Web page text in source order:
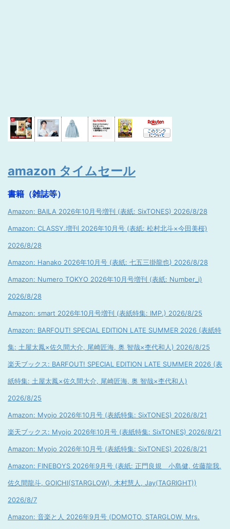
amazon タイムセール
書籍（雑誌等）
Amazon: BAILA 2026年10月号増刊 (表紙: SixTONES) 2026/8/28
Amazon: CLASSY.増刊 2026年10月号 (表紙: 松村北斗×今田美桜)
2026/8/28
Amazon: Hanako 2026年10月号 (表紙: 七五三掛龍也) 2026/8/28
Amazon: Numero TOKYO 2026年10月号増刊 (表紙: Number_i)
2026/8/28
Amazon: smart 2026年10月号増刊 (表紙特集: IMP.) 2026/8/25
Amazon: BARFOUT! SPECIAL EDITION LATE SUMMER 2026 (表紙特
集: 土屋太鳳×佐久間大介, 尾崎匠海, 奥 智哉×杢代和人) 2026/8/25
楽天ブックス: BARFOUT! SPECIAL EDITION LATE SUMMER 2026 (表
紙特集: 土屋太鳳×佐久間大介, 尾崎匠海, 奥 智哉×杢代和人)
2026/8/25
Amazon: Myojo 2026年10月号 (表紙特集: SixTONES) 2026/8/21
楽天ブックス: Myojo 2026年10月号 (表紙特集: SixTONES) 2026/8/21
Amazon: Myojo 2026年10月号 (表紙特集: SixTONES) 2026/8/21
Amazon: FINEBOYS 2026年9月号 (表紙: 正門良規 小島健, 佐藤龍我,
佐久間龍斗, GOICHI(STARGLOW), 木村慧人, Jay(TAGRIGHT))
2026/8/7
Amazon: 音楽と人 2026年9月号 (DOMOTO, STARGLOW, Mrs.